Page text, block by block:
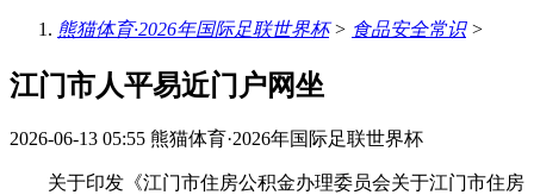
熊猫体育·2026年国际足联世界杯> 食品安全常识>
江门市人平易近门户网坐
2026-06-13 05:55 熊猫体育·2026年国际足联世界杯
关于印发《江门市住房公积金办理委员会关于江门市住房